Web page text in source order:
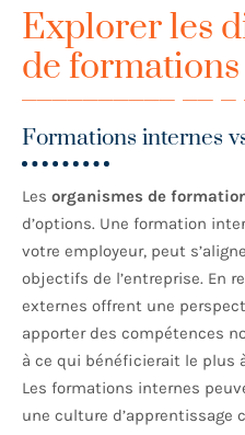
Explorer les
de
Formations internes
Les organismes de
d’options. Une formation
votre employeur, peut
objectifs de l’entreprise. En
externes offrent une
apporter des compétences
à ce qui bénéficierait le plus
Les formations internes
une culture d’apprentissage